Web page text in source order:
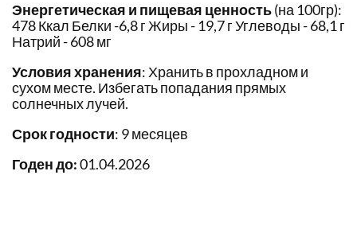
Энергетическая и пищевая ценность(на 100гр):
478 Ккал Белки -6,8 г Жиры - 19,7 г Углеводы - 68,1 г
Натрий - 608 мг
Условия хранения: Хранить в прохладном и
сухом месте. Избегать попадания прямых
солнечных лучей.
Срок годности: 9 месяцев
Годен до:01.04.2026